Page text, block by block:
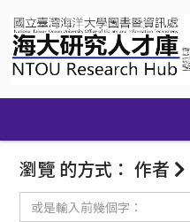
navigation
瀏覽 的方式： 作者